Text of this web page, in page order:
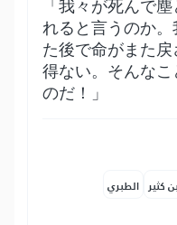
「我々が死んで
れると言うのか
た後で命がまた
得ない。そんな
のだ！」
كثير الطبري